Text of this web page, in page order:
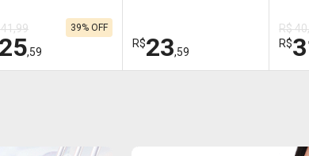
25,59
39% OFF
R$23,59
R$
R$